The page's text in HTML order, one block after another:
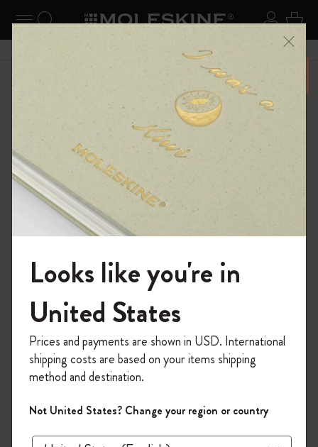
ナビゲーションの切替 ログ
検索 (キーワードなど) カ
6,500円以上のご購入で送料無料 メニ
ーを閉じる
ショップ 18ヶ月プランナー
モレスキンの世界へようこそ
「WELCOME10」を入力すると、初回注
文が10%オフ＋送料無料になります。セ
ール・アウトレット品は適用外。
Moleskineアカウントを作成して限定オフ
ァーや会員特典、さらに多くのインスピ
レーションを手に入れましょう。
Looks like you're in
United States
Prices and payments are shown in USD. International
shipping costs are based on your items shipping
method and destination.
Not United States? Change your region or country